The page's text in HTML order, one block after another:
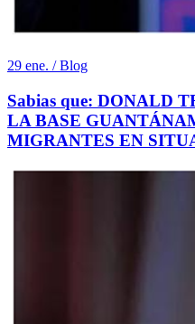
29 ene. / Blog
Sabias que: DONALD
LA BASE
MIGRANTES EN